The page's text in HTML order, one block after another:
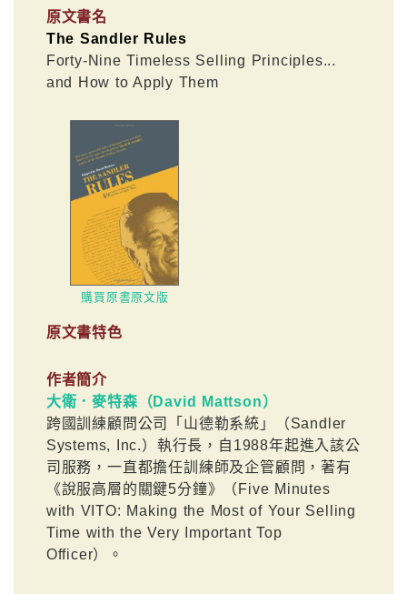
原文書名
The Sandler Rules
Forty-Nine Timeless Selling Principles...
and How to Apply Them
購買原書原文版
原文書特色
作者簡介
大衛．麥特森（David Mattson）
跨國訓練顧問公司「山德勒系統」（Sandler
Systems, Inc.）執行長，自1988年起進入該公
司服務，一直都擔任訓練師及企管顧問，著有
《說服高層的關鍵5分鐘》（Five Minutes
with VITO: Making the Most of Your Selling
Time with the Very Important Top
Officer）。